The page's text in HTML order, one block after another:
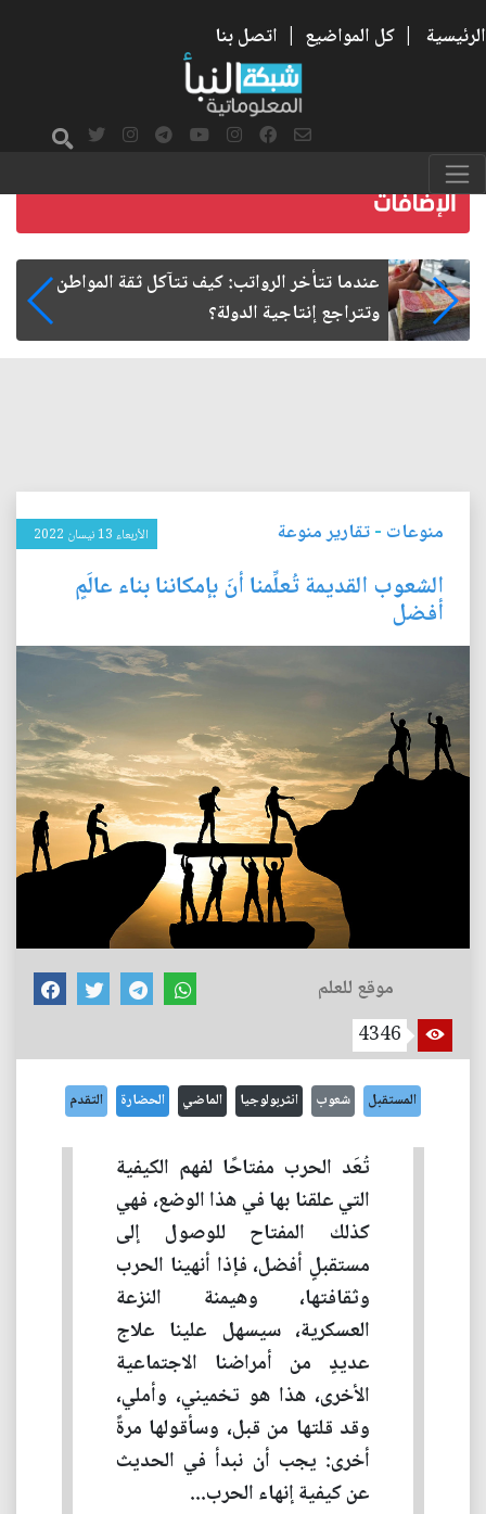
الرئيسية | كل المواضيع | اتصل بنا
صمت الطريق بعد الأربعين
منوعات -تقارير منوعة الأربعاء 13 نيسان 2022
الشعوب القديمة تُعلِّمنا أنَ بإمكاننا بناء عالَمٍ
أفضل
موقع للعلم
4346
المستقبل شعوب انثربولوجيا الماضي الحضارة التقدم
تُعَد الحرب مفتاحًا لفهم الكيفية
التي علقنا بها في هذا الوضع، فهي
كذلك المفتاح للوصول إلى
مستقبلٍ أفضل، فإذا أنهينا الحرب
وثقافتها، وهيمنة النزعة
العسكرية، سيسهل علينا علاج
عديدٍ من أمراضنا الاجتماعية
الأخرى، هذا هو تخميني، وأملي،
وقد قلتها من قبل، وسأقولها مرةً
أخرى: يجب أن نبدأ في الحديث
عن كيفية إنهاء الحرب...